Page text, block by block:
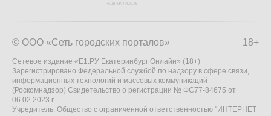
18+
© ООО «Сеть городских порталов»
Сетевое издание «Е1.РУ Екатеринбург Онлайн» (18+)
Зарегистрировано Федеральной службой по надзору в сфере связи,
информационных технологий и массовых коммуникаций
(Роскомнадзор) Свидетельство о регистрации № ФС77-84675 от
06.02.2023 г.
Учредитель: Общество с ограниченной ответственностью "ИНТЕРНЕТ